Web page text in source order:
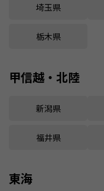
埼玉県
栃木県
甲信越・北陸
新潟県
福井県
東海